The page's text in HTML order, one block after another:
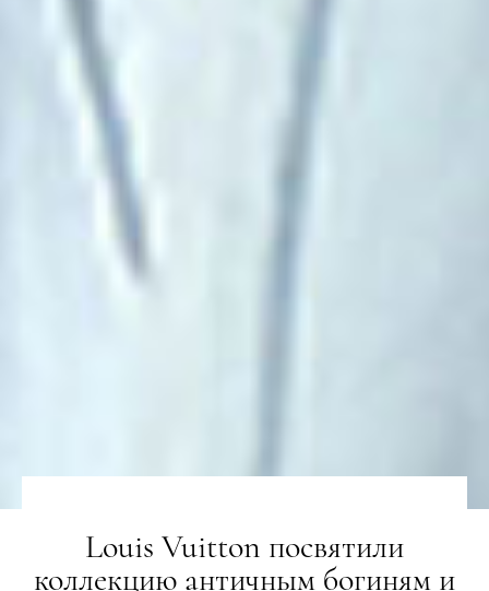
Louis Vuitton посвятили
коллекцию античным богиням и